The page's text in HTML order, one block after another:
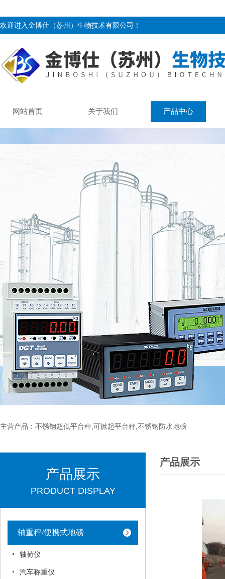
欢迎进入金博仕（苏州）生物技术有限公司！
网站首页 关于我们 产品中心
主营产品：不锈钢超低平台秤,可掀起平台秤,不锈钢防水地磅
产品展示
PRODUCT DISPLAY
轴重秤/便携式地磅
轴荷仪
汽车称重仪
产品展示